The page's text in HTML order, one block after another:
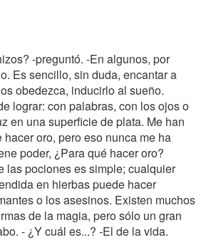
-preguntó. -En algunos, por
Es sencillo, sin duda, encantar a
obedezca, inducirlo al sueño.
lograr: con palabras, con los ojos o
en una superficie de plata. Me han
oro, pero eso nunca me ha
poder, ¿Para qué hacer oro?
las pociones es simple; cualquier
en hierbas puede hacer
o los asesinos. Existen muchos
de la magia, pero sólo un gran
- ¿Y cuál es...? -El de la vida.